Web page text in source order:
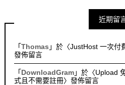
近期留
「Thomas 」於〈JustHost 一次付
發佈留言
「 DownloadGram」於〈Upload
式且不需要註冊〉發佈留言